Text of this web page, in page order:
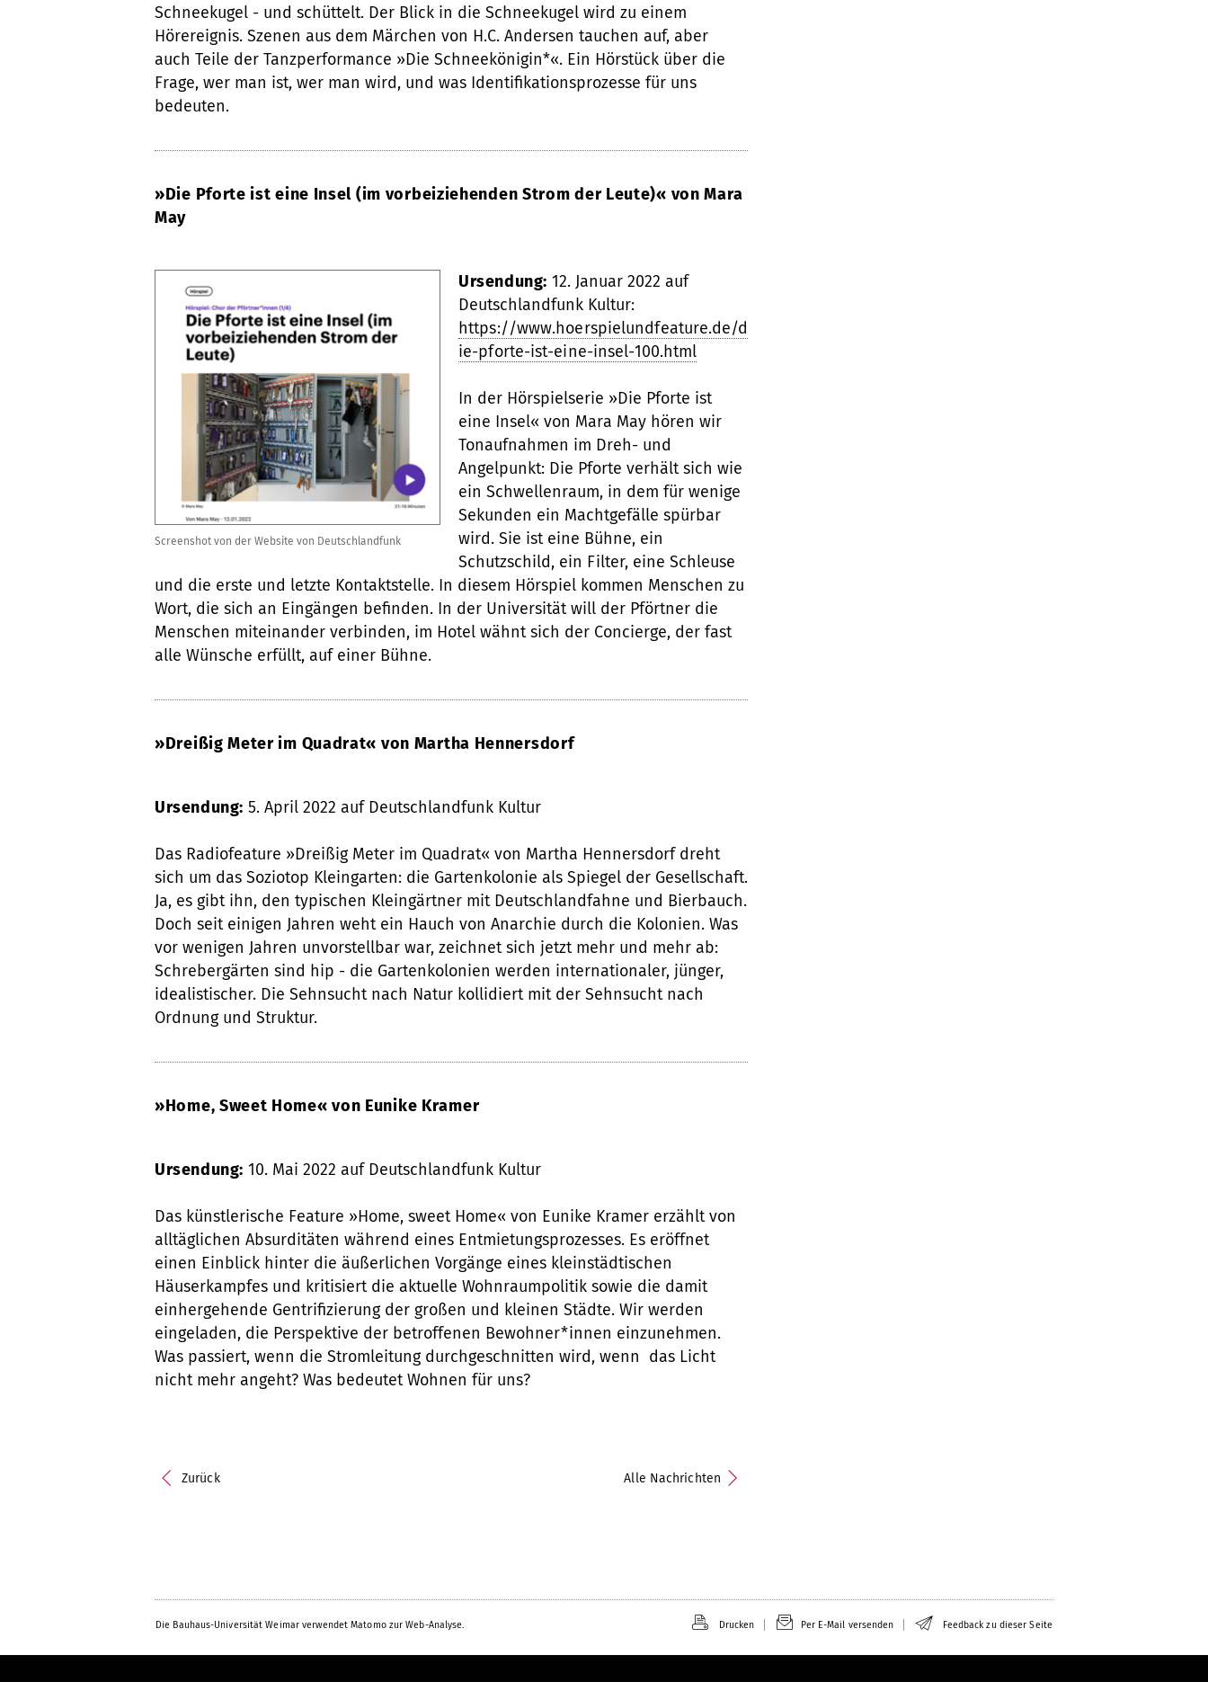
Schneekugel - und schüttelt. Der Blick in die Schneekugel wird zu einem
Hörereignis. Szenen aus dem Märchen von H.C. Andersen tauchen auf, aber
auch Teile der Tanzperformance »Die Schneekönigin*«. Ein Hörstück über die
Frage, wer man ist, wer man wird, und was Identifikationsprozesse für uns
bedeuten.
»Die Pforte ist eine Insel (im vorbeiziehenden Strom der Leute)« von Mara
May
Screenshot von der Website von Deutschlandfunk
Ursendung: 12. Januar 2022 auf
Deutschlandfunk Kultur:
https://www.hoerspielundfeature.de/d
ie-pforte-ist-eine-insel-100.html
In der Hörspielserie »Die Pforte ist
eine Insel« von Mara May hören wir
Tonaufnahmen im Dreh- und
Angelpunkt: Die Pforte verhält sich wie
ein Schwellenraum, in dem für wenige
Sekunden ein Machtgefälle spürbar
wird. Sie ist eine Bühne, ein
Schutzschild, ein Filter, eine Schleuse
und die erste und letzte Kontaktstelle. In diesem Hörspiel kommen Menschen zu
Wort, die sich an Eingängen befinden. In der Universität will der Pförtner die
Menschen miteinander verbinden, im Hotel wähnt sich der Concierge, der fast
alle Wünsche erfüllt, auf einer Bühne.
»Dreißig Meter im Quadrat« von Martha Hennersdorf
Ursendung: 5. April 2022 auf Deutschlandfunk Kultur
Das Radiofeature »Dreißig Meter im Quadrat« von Martha Hennersdorf dreht
sich um das Soziotop Kleingarten: die Gartenkolonie als Spiegel der Gesellschaft.
Ja, es gibt ihn, den typischen Kleingärtner mit Deutschlandfahne und Bierbauch.
Doch seit einigen Jahren weht ein Hauch von Anarchie durch die Kolonien. Was
vor wenigen Jahren unvorstellbar war, zeichnet sich jetzt mehr und mehr ab:
Schrebergärten sind hip - die Gartenkolonien werden internationaler, jünger,
idealistischer. Die Sehnsucht nach Natur kollidiert mit der Sehnsucht nach
Ordnung und Struktur.
»Home, Sweet Home« von Eunike Kramer
Ursendung: 10. Mai 2022 auf Deutschlandfunk Kultur
Das künstlerische Feature »Home, sweet Home« von Eunike Kramer erzählt von
alltäglichen Absurditäten während eines Entmietungsprozesses. Es eröffnet
einen Einblick hinter die äußerlichen Vorgänge eines kleinstädtischen
Häuserkampfes und kritisiert die aktuelle Wohnraumpolitik sowie die damit
einhergehende Gentrifizierung der großen und kleinen Städte. Wir werden
eingeladen, die Perspektive der betroffenen Bewohner*innen einzunehmen.
Was passiert, wenn die Stromleitung durchgeschnitten wird, wenn das Licht
nicht mehr angeht? Was bedeutet Wohnen für uns?
Zurück Alle Nachrichten
Die Bauhaus-Universität Weimar verwendet Matomo zur Web-Analyse. Drucken Per E-Mail versenden Feedback zu dieser Seite